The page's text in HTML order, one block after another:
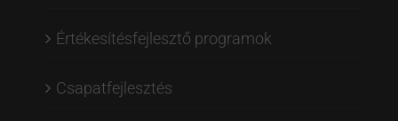
Értékesítésfejlesztő programok
Csapatfejlesztés